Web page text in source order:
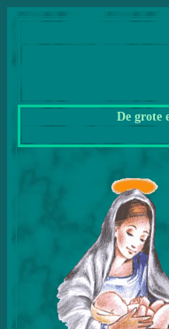
De grote